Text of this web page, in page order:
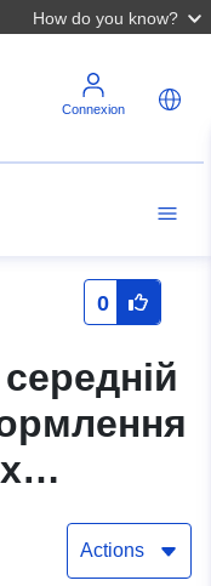
How do you know?
Connexion
0
(без
Actions